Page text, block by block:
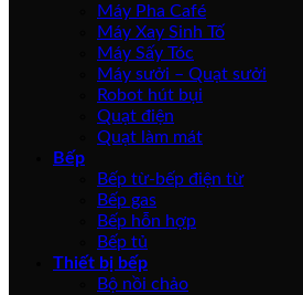
Máy Pha Café
Máy Xay Sinh Tố
Máy Sấy Tóc
Máy sưởi – Quạt sưởi
Robot hút bụi
Quạt điện
Quạt làm mát
Bếp
Bếp từ-bếp điện từ
Bếp gas
Bếp hỗn hợp
Bếp tủ
Thiết bị bếp
Bộ nồi chảo